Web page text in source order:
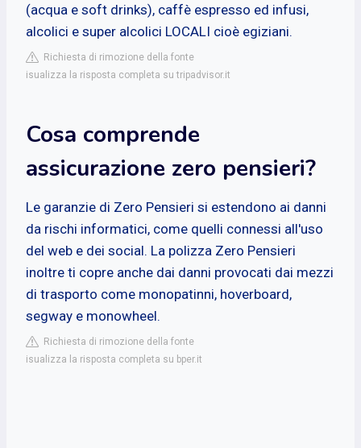
(acqua e soft drinks), caffè espresso ed infusi,
alcolici e super alcolici LOCALI cioè egiziani.
Richiesta di rimozione della fonte
isualizza la risposta completa su tripadvisor.it
Cosa comprende
assicurazione zero pensieri?
Le garanzie di Zero Pensieri si estendono ai danni
da rischi informatici, come quelli connessi all'uso
del web e dei social. La polizza Zero Pensieri
inoltre ti copre anche dai danni provocati dai mezzi
di trasporto come monopatinni, hoverboard,
segway e monowheel.
Richiesta di rimozione della fonte
isualizza la risposta completa su bper.it